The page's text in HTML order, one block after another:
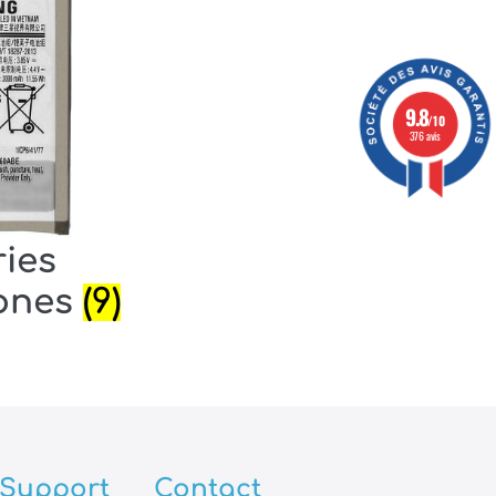
(9)
Support Contact
9.8/10
376 avis